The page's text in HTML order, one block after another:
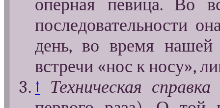
оперная певица. Во
последовательности
день, во время нашей
встречи «нос к носу»,
↑
Техническая